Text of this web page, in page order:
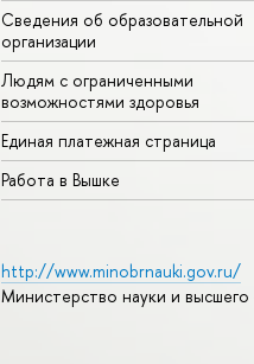
Сведения об образовательной
организации
Людям с ограниченными
возможностями здоровья
Единая платежная страница
Работа в Вышке
http://www.minobrnauki.gov.ru/
Министерство науки и